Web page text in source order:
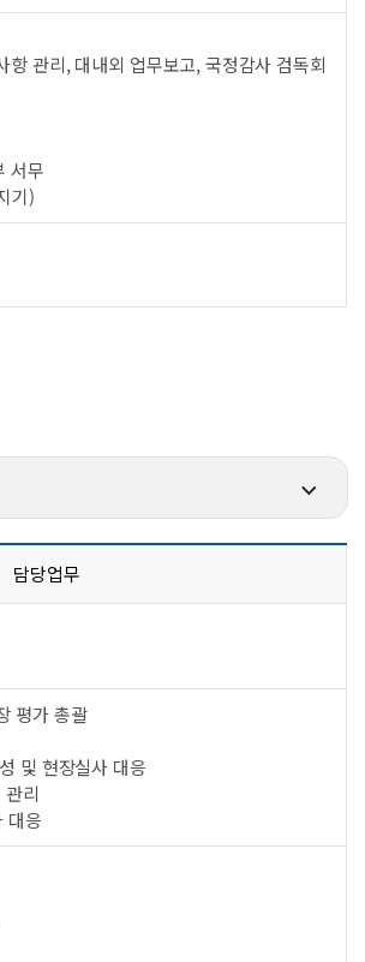
항 관리, 대내외 업무보고, 국정감사 검독회
서무
기)
담당업무
평가 총괄
및 현장실사 대응
리
대응